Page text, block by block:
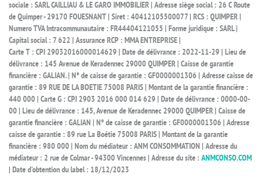
sociale : SARL CAILLIAU & LE GARO IMMOBILIER | Adresse siège social : 26 C Route
de Quimper - 29170 FOUESNANT | Siret : 40412105500077 | RCS : QUIMPER |
Numero TVA Intracommunautaire : FR44404121055 | Forme juridique : SARL |
Capital social : 7 622 | Assurance RCP : MMA ENTREPRISE |
Carte T : CPI 29032016000014629 | Date de délivrance : 2022-11-29 | Lieu de
délivrance : 145 Avenue de Keradennec 29000 QUIMPER | Caisse de garantie
financière : GALIAN. | N° de caisse de garantie : GF0000001306 | Adresse caisse de
garantie : 89 RUE DE LA BOETIE 75008 PARIS | Montant de la garantie financière :
440 000 | Carte G : CPI 2903 2016 000 014 629 | Date de délivrance : 0000-00-
00 | Lieu de délivrance : 145, Avenue de Keradennec 29000 QUIMPER | Caisse de
garantie financière : GALIAN | N° de caisse de garantie : GF0000001306 | Adresse
caisse de garantie : 89 rue La Boétie 75008 PARIS | Montant de la garantie
financière : 980 000 | Nom du médiateur : ANM CONSOMMATION | Adresse du
médiateur : 2 rue de Colmar - 94300 Vincennes | Adresse du site : ANMCONSO.COM
| Date d'obtention du label : 18/12/2023